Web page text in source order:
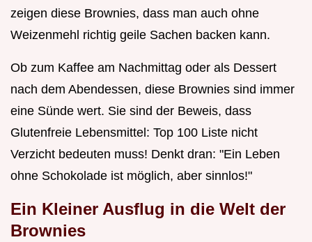
zeigen diese Brownies, dass man auch ohne
Weizenmehl richtig geile Sachen backen kann.
Ob zum Kaffee am Nachmittag oder als Dessert
nach dem Abendessen, diese Brownies sind immer
eine Sünde wert. Sie sind der Beweis, dass
Glutenfreie Lebensmittel: Top 100 Liste nicht
Verzicht bedeuten muss! Denkt dran: "Ein Leben
ohne Schokolade ist möglich, aber sinnlos!"
Ein Kleiner Ausflug in die Welt der
Brownies